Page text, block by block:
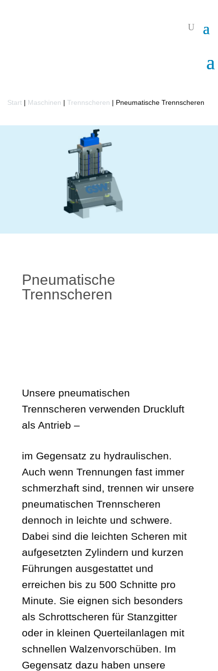
Start | Maschinen | Trennscheren | Pneumatische Trennscheren
Pneumatische
Trennscheren
Unsere pneumatischen
Trennscheren verwenden Druckluft
als Antrieb –
im Gegensatz zu hydraulischen.
Auch wenn Trennungen fast immer
schmerzhaft sind, trennen wir unsere
pneumatischen Trennscheren
dennoch in leichte und schwere.
Dabei sind die leichten Scheren mit
aufgesetzten Zylindern und kurzen
Führungen ausgestattet und
erreichen bis zu 500 Schnitte pro
Minute. Sie eignen sich besonders
als Schrottscheren für Stanzgitter
oder in kleinen Querteilanlagen mit
schnellen Walzenvorschüben. Im
Gegensatz dazu haben unsere